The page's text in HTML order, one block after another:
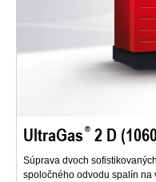
UltraGas 2 D
Súprava dvoch
spoločného odvodu spalín na